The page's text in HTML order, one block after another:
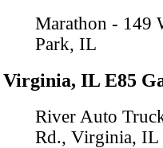
Marathon - 149
Park, IL
Virginia, IL E85
River Auto
Rd., Virginia, IL